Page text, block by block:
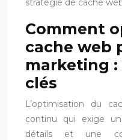
stratégie de cache
Comment
cache web
marketing :
clés
L’optimisation du
continu qui exige
détails et une